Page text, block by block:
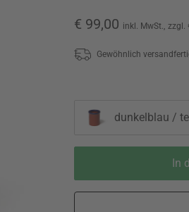
€ 99,00 inkl. MwSt., zzgl.
Gewöhnlich
dunkelblau /
In